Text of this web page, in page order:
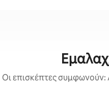
Οι επισκέπτες